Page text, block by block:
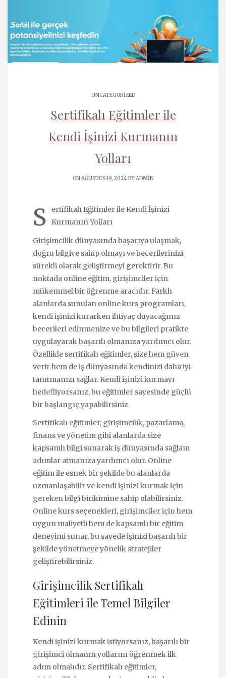
UNCATEGORIZED
Sertifikalı Eğitimler ile
Kendi İşinizi Kurmanın
Yolları
ON AĞUSTOS 19, 2024 BYADMIN
S
ertifikalı Eğitimler ile Kendi İşinizi
Kurmanın Yolları
Girişimcilik dünyasında başarıya ulaşmak,
doğru bilgiye sahip olmayı ve becerilerinizi
sürekli olarak geliştirmeyi gerektirir. Bu
noktada online eğitim, girişimciler için
mükemmel bir öğrenme aracıdır. Farklı
alanlarda sunulan online kurs programları,
kendi işinizi kurarken ihtiyaç duyacağınız
becerileri edinmenize ve bu bilgileri pratikte
uygulayarak başarılı olmanıza yardımcı olur.
Özellikle sertifikalı eğitimler, size hem güven
verir hem de iş dünyasında kendinizi daha iyi
tanıtmanızı sağlar. Kendi işinizi kurmayı
hedefliyorsanız, bu eğitimler sayesinde güçlü
bir başlangıç yapabilirsiniz.
Sertifikalı eğitimler, girişimcilik, pazarlama,
finans ve yönetim gibi alanlarda size
kapsamlı bilgi sunarak iş dünyasında sağlam
adımlar atmanıza yardımcı olur. Online
eğitim ile esnek bir şekilde bu alanlarda
uzmanlaşabilir ve kendi işinizi kurmak için
gereken bilgi birikimine sahip olabilirsiniz.
Online kurs seçenekleri, girişimciler için hem
uygun maliyetli hem de kapsamlı bir eğitim
deneyimi sunar, bu sayede işinizi başarılı bir
şekilde yönetmeye yönelik stratejiler
geliştirebilirsiniz.
Girişimcilik Sertifikalı
Eğitimleri ile Temel Bilgiler
Edinin
Kendi işinizi kurmak istiyorsanız, başarılı bir
girişimci olmanın yollarını öğrenmek ilk
adım olmalıdır. Sertifikalı eğitimler,